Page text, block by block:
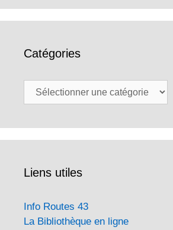
Catégories
Catégories
Liens utiles
Info Routes 43
La Bibliothèque en ligne